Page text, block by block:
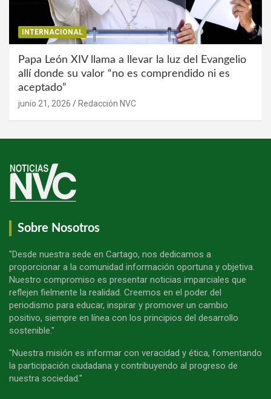
INTERNACIONAL
Papa León XIV llama a llevar la luz del Evangelio
allí donde su valor “no es comprendido ni es
aceptado”
junio 21, 2026 Redacción NVC
Sobre Nosotros
"Desde nuestra sede en Cartago, nos dedicamos a
proporcionar a la comunidad información oportuna y objetiva.
Nuestro compromiso es presentar noticias imparciales que
reflejen fielmente la realidad. Creemos en el poder del
periodismo para educar, inspirar y promover un cambio
positivo, siempre en línea con los principios del desarrollo
sostenible."
"Nuestra misión es informar con veracidad y ética, fomentando
la participación ciudadana y contribuyendo al progreso de
nuestra sociedad."